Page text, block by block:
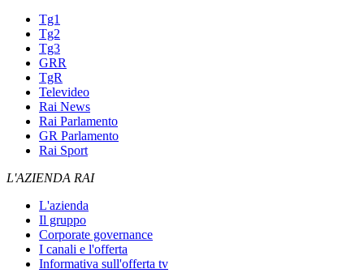
Tg1
Tg2
Tg3
GRR
TgR
Televideo
Rai News
Rai Parlamento
GR Parlamento
Rai Sport
L'AZIENDA RAI
L'azienda
Il gruppo
Corporate governance
I canali e l'offerta
Informativa sull'offerta tv